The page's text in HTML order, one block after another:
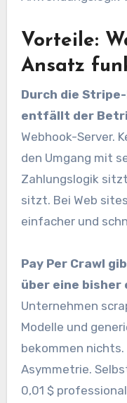
Vorteile:
Ansatz
Durch die
entfällt der
Webhook-Server.
den Umgang mit
Zahlungslogik
sitzt. Bei Web
einfacher und
Pay Per Crawl
über eine bisher
Unternehmen
Modelle und
bekommen nichts.
Asymmetrie.
0,01 $